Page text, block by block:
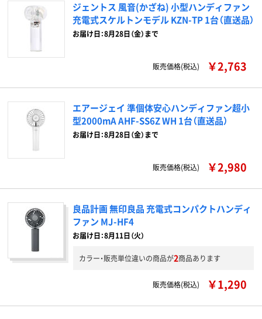
ジェントス 風音(かざね) 小型ハンディファン
充電式スケルトンモデル KZN-TP 1台（直送品）
お届け日：8月28日（金）まで
販売価格(税込) ￥2,763
エアージェイ 準個体安心ハンディファン超小
型2000mA AHF-SS6Z WH 1台（直送品）
お届け日：8月28日（金）まで
販売価格(税込) ￥2,980
良品計画 無印良品 充電式コンパクトハンディ
ファン MJ-HF4
お届け日：8月11日（火）
カラー・販売単位違いの商品が2商品あります
販売価格(税込) ￥1,290